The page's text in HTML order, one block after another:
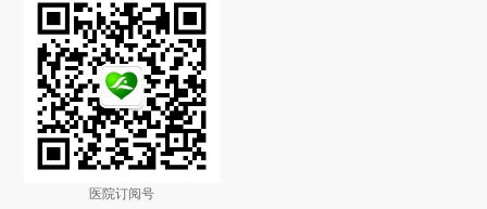
医院订阅号